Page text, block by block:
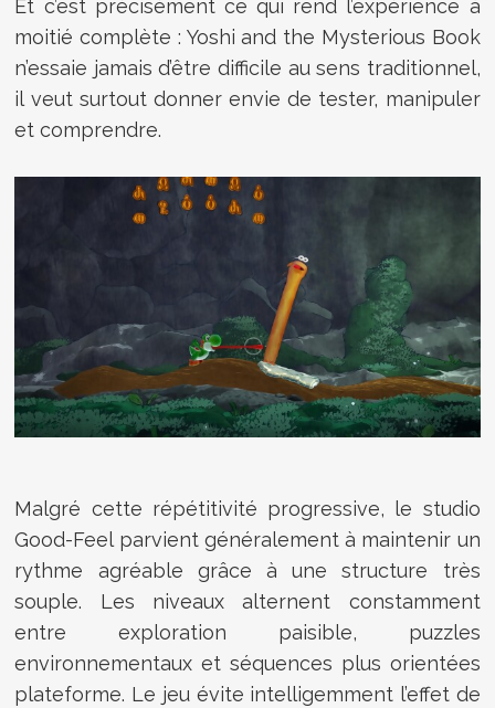
Et c’est précisément ce qui rend l’expérience à
moitié complète : Yoshi and the Mysterious Book
n’essaie jamais d’être difficile au sens traditionnel,
il veut surtout donner envie de tester, manipuler
et comprendre.
Malgré cette répétitivité progressive, le studio
Good-Feel parvient généralement à maintenir un
rythme agréable grâce à une structure très
souple. Les niveaux alternent constamment
entre exploration paisible, puzzles
environnementaux et séquences plus orientées
plateforme. Le jeu évite intelligemment l’effet de